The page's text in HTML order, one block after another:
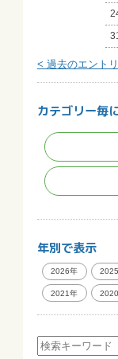
31
< 過去のエント
カテゴリー毎
年別で表示
2026年
2021年